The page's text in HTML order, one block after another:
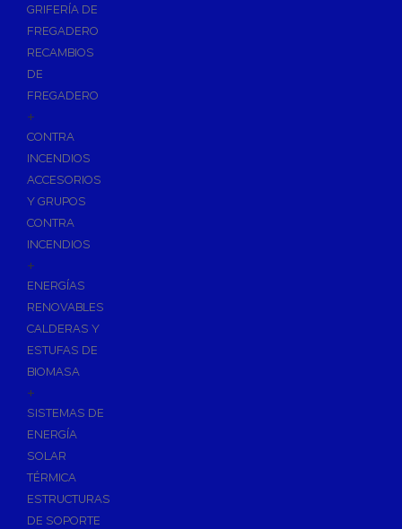
GRIFERÍA DE
FREGADERO
RECAMBIOS
DE
FREGADERO
+
CONTRA
INCENDIOS
ACCESORIOS
Y GRUPOS
CONTRA
INCENDIOS
+
ENERGÍAS
RENOVABLES
CALDERAS Y
ESTUFAS DE
BIOMASA
+
SISTEMAS DE
ENERGÍA
SOLAR
TÉRMICA
ESTRUCTURAS
DE SOPORTE